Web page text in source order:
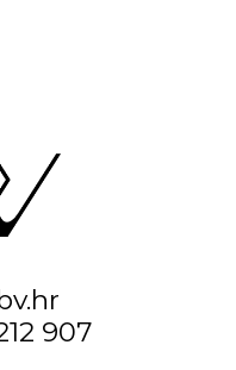
907